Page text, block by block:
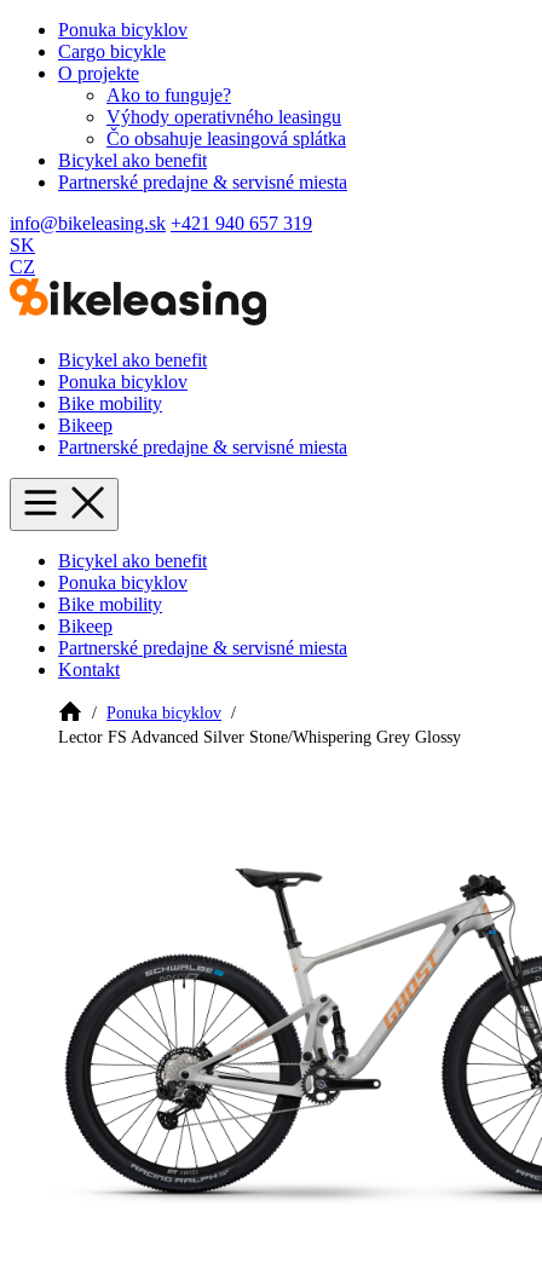
Ponuka bicyklov
Cargo bicykle
O projekte
Ako to funguje?
Výhody operativného leasingu
Čo obsahuje leasingová splátka
Bicykel ako benefit
Partnerské predajne & servisné miesta
info@bikeleasing.sk +421 940 657 319
SK
CZ
Bicykel ako benefit
Ponuka bicyklov
Bike mobility
Bikeep
Partnerské predajne & servisné miesta
Bicykel ako benefit
Ponuka bicyklov
Bike mobility
Bikeep
Partnerské predajne & servisné miesta
Kontakt
Ponuka bicyklov
Lector FS Advanced Silver Stone/Whispering Grey Glossy